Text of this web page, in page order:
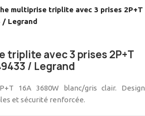
multiprise triplite avec 3 prises 2P+T
/ Legrand
triplite avec 3 prises 2P+T
/ Legrand
16A 3680W blanc/gris clair. Design
et sécurité renforcée.